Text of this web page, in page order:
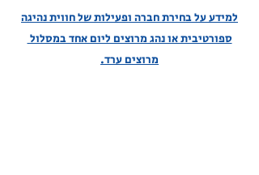
למידע על בחירת חברה ופעילות של חווית נהיגה
ספורטיבית או נהג מרוצים ליום אחד במסלול
מרוצים ערד.